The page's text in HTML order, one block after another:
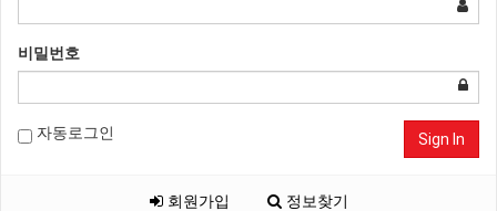
비밀번호
자동로그인 Sign In
회원가입 정보찾기